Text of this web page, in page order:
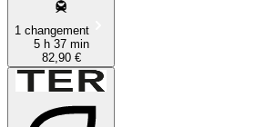
1 changement
5 h 37 min
82,90 €